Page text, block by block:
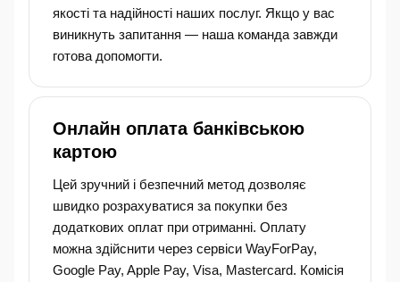
якості та надійності наших послуг. Якщо у вас
виникнуть запитання — наша команда завжди
готова допомогти.
Онлайн оплата банківською
картою
Цей зручний і безпечний метод дозволяє
швидко розрахуватися за покупки без
додаткових оплат при отриманні. Оплату
можна здійснити через сервіси WayForPay,
Google Pay, Apple Pay, Visa, Mastercard. Комісія